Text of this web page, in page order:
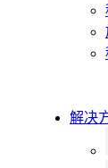
解决